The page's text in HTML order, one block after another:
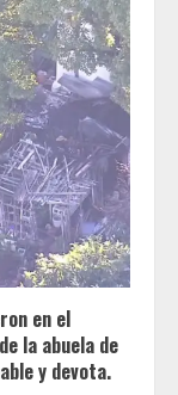
en el
la abuela de
y devota.